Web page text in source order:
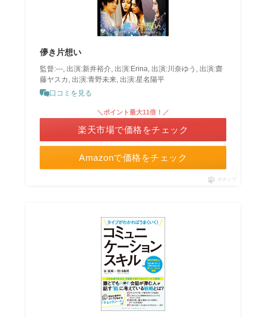
儚き片想い
監督:---, 出演:新井裕介, 出演:Erina, 出演:川奈ゆう, 出演:齋
藤ヤスカ, 出演:青野未来, 出演:星名陽平
口コミを見る
Amazonで価格をチェック
＼ポイント最大11倍！／
楽天市場で価格をチェック
ポチップ